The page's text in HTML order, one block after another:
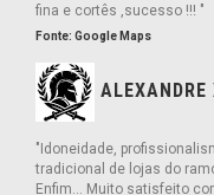
fina e cortês ,sucesso !!! "
Fonte: Google Maps
ALEXANDRE
"Idoneidade,
tradicional de lojas do
Enfim... Muito satisfeito